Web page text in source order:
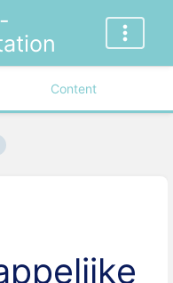
Content